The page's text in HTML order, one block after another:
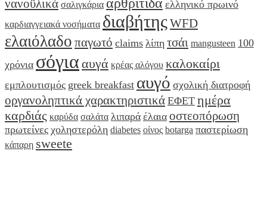
,
νανοϋλικά σαλιγκάρια αρθρίτιδα ελληνικό πρωινό
καρδιαγγειακά νοσήματα διαβήτηςWFD
ελαιόλαδο παγωτό claims λίπη τσάι mangusteen 100
χρόνια σόγια αυγά κρέας αλόγου καλοκαίρι
εμπλουτισμός greek breakfast αυγό σχολική διατροφή
οργανοληπτικά χαρακτηριστικά ΕΦΕΤ ημέρα
καρδιάς καρύδα σαλάτα λιπαρά έλαια οστεοπόρωση
πρωτείνες χοληστερόλη diabetes οίνος botarga παστερίωση
κάπαρη sweete